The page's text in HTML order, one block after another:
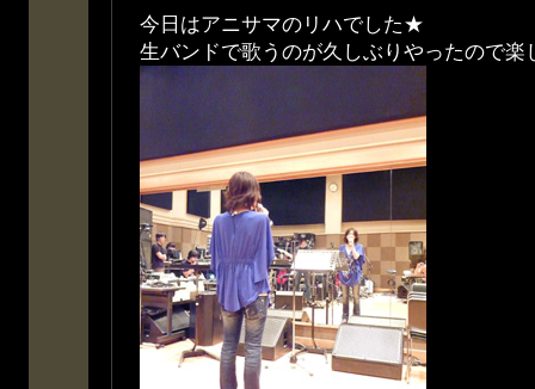
今日はアニサマのリハでした★
生バンドで歌うのが久しぶりやったので楽